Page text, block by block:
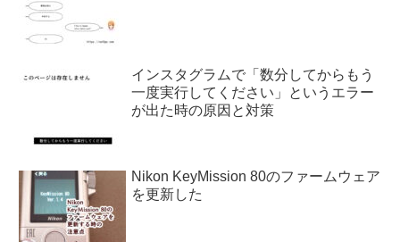
インスタグラムで「数分してからもう
一度実行してください」というエラー
が出た時の原因と対策
Nikon KeyMission 80のファームウェア
を更新した